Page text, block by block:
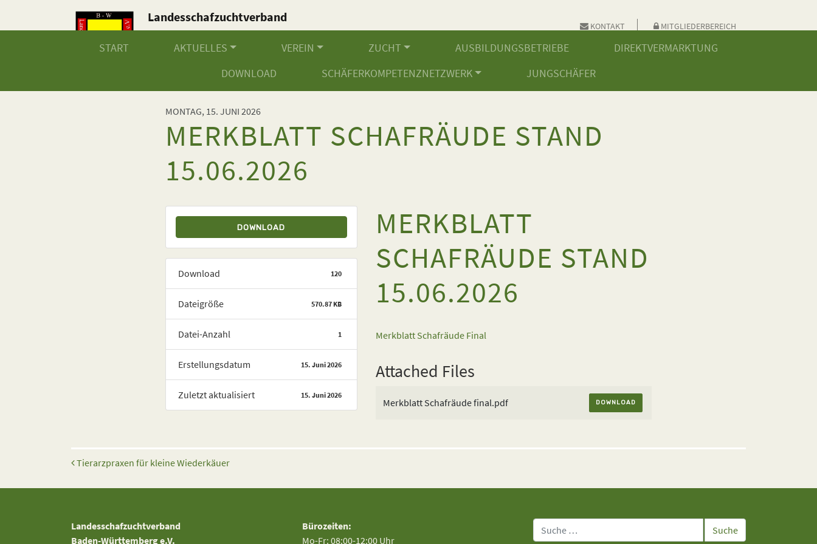
Landesschafzuchtverband
Baden-Württemberg e.V.
KONTAKT MITGLIEDERBEREICH
START AKTUELLES VEREIN ZUCHT AUSBILDUNGSBETRIEBE
DIREKTVERMARKTUNG
DOWNLOAD
SCHÄFERKOMPETENZNETZWERK JUNGSCHÄFER
MONTAG, 15. JUNI 2026
MERKBLATT SCHAFRÄUDE STAND
15.06.2026
DOWNLOAD
Download 120
Dateigröße 570.87 KB
Datei-Anzahl 1
Erstellungsdatum 15. Juni 2026
Zuletzt aktualisiert 15. Juni 2026
MERKBLATT
SCHAFRÄUDE STAND
15.06.2026
Merkblatt Schafräude Final
Attached Files
Merkblatt Schafräude final.pdf DOWNLOAD
Beitrags-Navigation
Tierarzpraxen für kleine Wiederkäuer
Landesschafzuchtverband
Baden-Württemberg e.V.
Bürozeiten:
Mo-Fr: 08:00-12:00 Uhr
Suche